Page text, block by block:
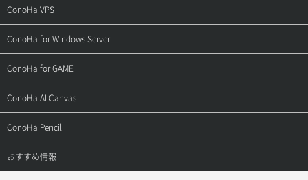
ご契約・お支払い
用語集
お問い合わせ
サポートトップ
ご利用ガイド
お乗り換えガイド
よくある質問
ConoHa VPS
サポートトップ
ご利用ガイド
APIドキュメントVPS2.0
APIドキュメントVPS3.0
ConoHa for Windows Server
サポートトップ
ご利用ガイド
APIドキュメントVPS2.0
APIドキュメントVPS3.0
ConoHa for GAME
サポートトップ
ご利用ガイド
ConoHa AI Canvas
サポートトップ
ご利用ガイド
ConoHa Pencil
サポートトップ
おすすめ情報